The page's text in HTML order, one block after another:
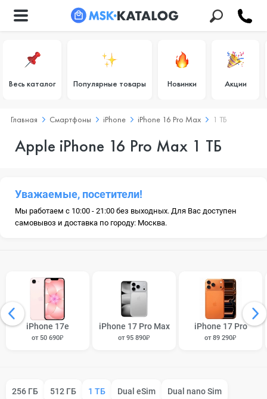
Весь каталог Популярные товары Новинки Акции
Главная Смартфоны iPhone iPhone 16 Pro Max 1 ТБ
Apple iPhone 16 Pro Max 1 ТБ
Уважаемые, посетители!
Мы работаем с 10:00 - 21:00 без выходных. Для Вас доступен
самовывоз и доставка по городу: Москва.
iPhone 17e
от 50 690₽
iPhone 17 Pro Max
от 95 890₽
iPhone 17 Pro
от 89 290₽
256 ГБ 512 ГБ 1 ТБ Dual eSim Dual nano Sim